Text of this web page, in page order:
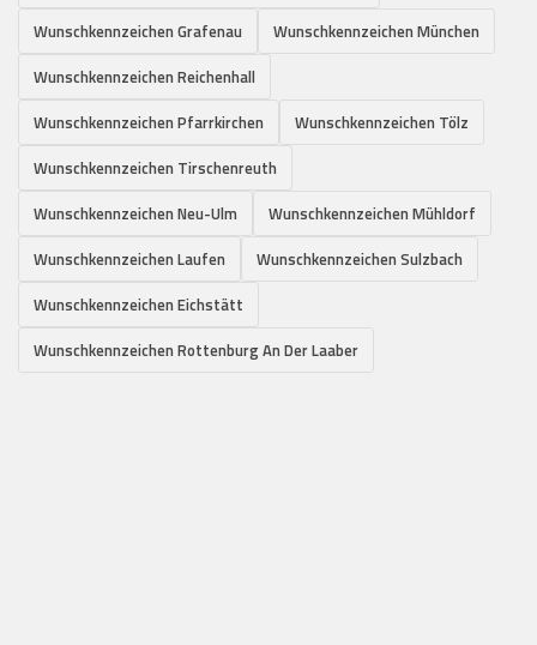
Wunschkennzeichen Grafenau
Wunschkennzeichen München
Wunschkennzeichen Reichenhall
Wunschkennzeichen Pfarrkirchen
Wunschkennzeichen Tölz
Wunschkennzeichen Tirschenreuth
Wunschkennzeichen Neu-Ulm
Wunschkennzeichen Mühldorf
Wunschkennzeichen Laufen
Wunschkennzeichen Sulzbach
Wunschkennzeichen Eichstätt
Wunschkennzeichen Rottenburg An Der Laaber